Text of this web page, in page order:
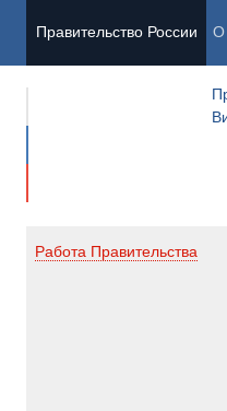
Правительство России О
Работа Правительства